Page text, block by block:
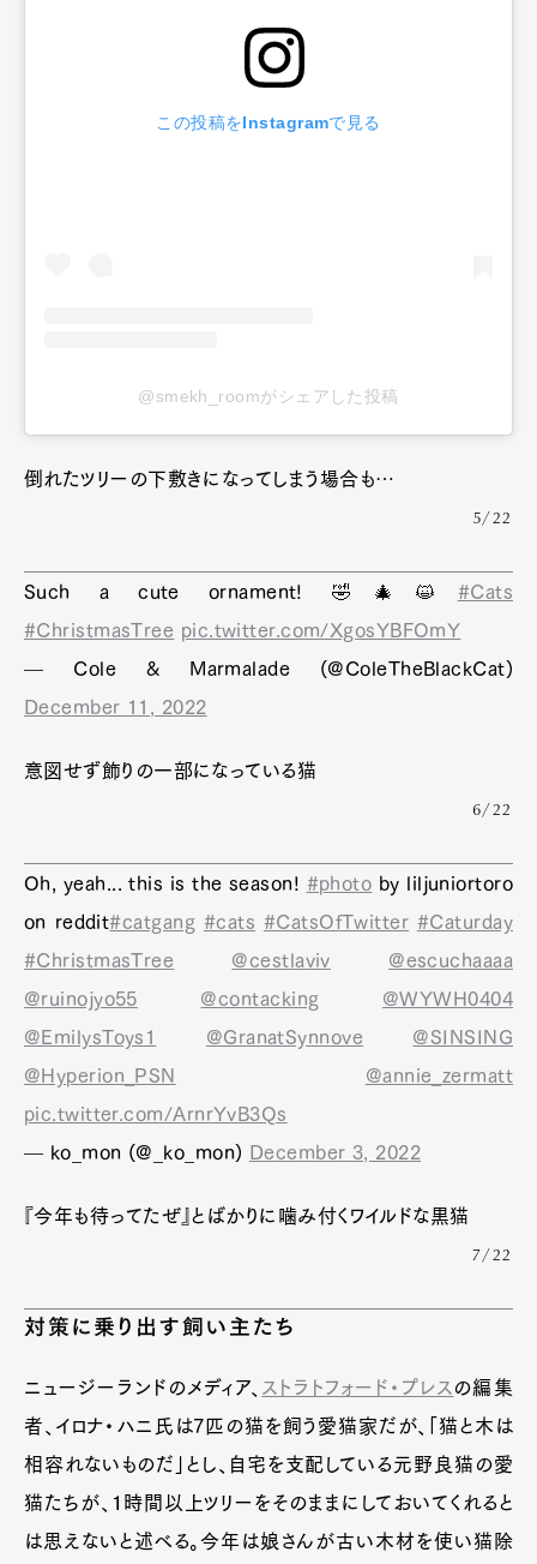
この投稿をInstagramで見る
@smekh_roomがシェアした投稿
倒れたツリーの下敷きになってしまう場合も…
5/22
Such a cute ornament! 🤣🎄😺 #Cats
#ChristmasTree pic.twitter.com/XgosYBFOmY
— Cole & Marmalade (@ColeTheBlackCat)
December 11, 2022
意図せず飾りの一部になっている猫
6/22
Oh, yeah... this is the season! #photo by liljuniortoro
on reddit#catgang #cats #CatsOfTwitter #Caturday
#ChristmasTree
@cestlaviv
@escuchaaaa
@ruinojyo55
@contacking
@WYWH0404
@EmilysToys1
@GranatSynnove
@SINSING
@Hyperion_PSN
@annie_zermatt
pic.twitter.com/ArnrYvB3Qs
— ko_mon (@_ko_mon) December 3, 2022
『今年も待ってたぜ』とばかりに噛み付くワイルドな黒猫
7/22
対策に乗り出す飼い主たち
ニュージーランドのメディア、 ストラトフォード・プレス の編集
者、イロナ・ハニ氏は7匹の猫を飼う愛猫家だが、「猫と木は
相容れないものだ」とし、自宅を支配している元野良猫の愛
猫たちが、１時間以上ツリーをそのままにしておいてくれると
は思えないと述べる。今年は娘さんが古い木材を使い猫除